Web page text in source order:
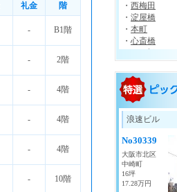
礼金 階
- B1階
- 2階
- 4階
- 4階
- 4階
- 10階
・ 西梅田
・ 淀屋橋
・ 本町
・ 心斎橋
御堂筋線
・梅田
・淀屋橋
・心斎橋
・新大阪
・江坂
・大国町
四ツ橋線
・西梅田
浪速ビル
No30339
大阪市北区
中崎町
16坪
17.28万円